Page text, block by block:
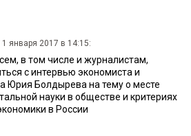
1 января 2017 в 14:15:
в том числе и журналистам,
с интервью экономиста и
Юрия Болдырева на тему о месте
науки в обществе и критериях
в России